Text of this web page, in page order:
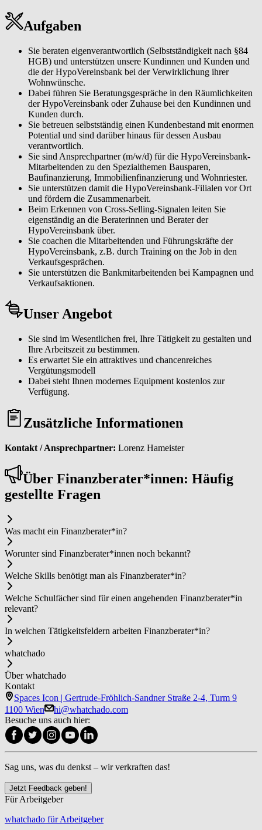
Aufgaben
Sie beraten eigenverantwortlich (Selbstständigkeit nach §84
HGB) und unterstützen unsere Kundinnen und Kunden und
die der HypoVereinsbank bei der Verwirklichung ihrer
Wohnwünsche.
Dabei führen Sie Beratungsgespräche in den Räumlichkeiten
der HypoVereinsbank oder Zuhause bei den Kundinnen und
Kunden durch.
Sie betreuen selbstständig einen Kundenbestand mit enormen
Potential und sind darüber hinaus für dessen Ausbau
verantwortlich.
Sie sind Ansprechpartner (m/w/d) für die HypoVereinsbank-
Mitarbeitenden zu den Spezialthemen Bausparen,
Baufinanzierung, Immobilienfinanzierung und Wohnriester.
Sie unterstützen damit die HypoVereinsbank-Filialen vor Ort
und fördern die Zusammenarbeit.
Beim Erkennen von Cross-Selling-Signalen leiten Sie
eigenständig an die Beraterinnen und Berater der
HypoVereinsbank über.
Sie coachen die Mitarbeitenden und Führungskräfte der
HypoVereinsbank, z.B. durch Training on the Job in den
Verkaufsgesprächen.
Sie unterstützen die Bankmitarbeitenden bei Kampagnen und
Verkaufsaktionen.
Unser Angebot
Sie sind im Wesentlichen frei, Ihre Tätigkeit zu gestalten und
Ihre Arbeitszeit zu bestimmen.
Es erwartet Sie ein attraktives und chancenreiches
Vergütungsmodell
Dabei steht Ihnen modernes Equipment kostenlos zur
Verfügung.
Zusätzliche Informationen
Kontakt / Ansprechpartner: Lorenz Hameister
Über Fi­nanz­be­ra­ter*in­nen: Häufig
gestellte Fragen
Was macht ein Fi­nanz­be­ra­ter*in?
Worunter sind Fi­nanz­be­ra­ter*in­nen noch bekannt?
Welche Skills benötigt man als Fi­nanz­be­ra­ter*in?
Welche Schulfächer sind für einen angehenden Fi­nanz­be­ra­ter*in
relevant?
In welchen Tätigkeitsfeldern arbeiten Fi­nanz­be­ra­ter*in?
whatchado
Über whatchado
Kontakt
Spaces Icon | Gertrude-Fröhlich-Sandner Straße 2-4, Turm 9
1100 Wien
hi@whatchado.com
Besuche uns auch hier:
Sag uns, was du denkst – wir verkraften das!
Jetzt Feedback geben!
Für Arbeitgeber
whatchado für Arbeitgeber